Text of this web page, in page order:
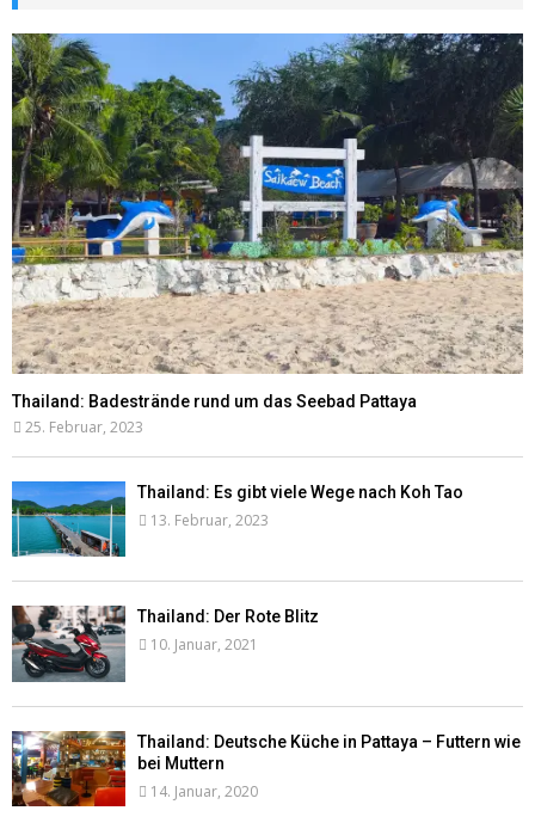
Thailand: Badestrände rund um das Seebad Pattaya
25. Februar, 2023
Thailand: Es gibt viele Wege nach Koh Tao
13. Februar, 2023
Thailand: Der Rote Blitz
10. Januar, 2021
Thailand: Deutsche Küche in Pattaya – Futtern wie
bei Muttern
14. Januar, 2020